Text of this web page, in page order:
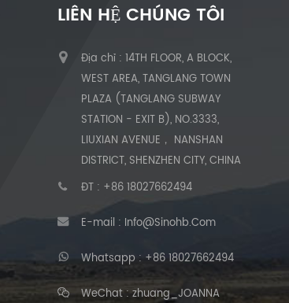
LIÊN HỆ CHÚNG TÔI
Địa chỉ : 14TH FLOOR, A BLOCK,
WEST AREA, TANGLANG TOWN
PLAZA (TANGLANG SUBWAY
STATION - EXIT B), NO.3333,
LIUXIAN AVENUE， NANSHAN
DISTRICT, SHENZHEN CITY, CHINA
ĐT : +86 18027662494
E-mail : Info@sinohb.com
Whatsapp : +86 18027662494
WeChat : zhuang_JOANNA